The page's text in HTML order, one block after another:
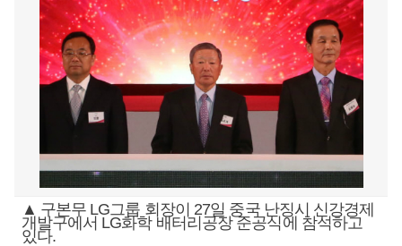
▲ 구본무 LG그룹 회장이 27일 중국 난징시 신강경제
개발구에서 LG화학 배터리공장 준공식에 참석하고
있다.